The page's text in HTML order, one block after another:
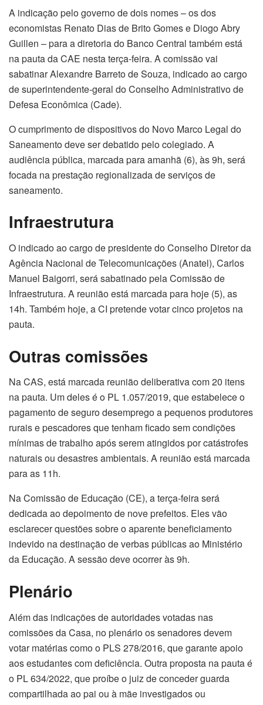
A indicação pelo governo de dois nomes – os dos
economistas Renato Dias de Brito Gomes e Diogo Abry
Guillen – para a diretoria do Banco Central também está
na pauta da CAE nesta terça-feira. A comissão vai
sabatinar Alexandre Barreto de Souza, indicado ao cargo
de superintendente-geral do Conselho Administrativo de
Defesa Econômica (Cade).
O cumprimento de dispositivos do Novo Marco Legal do
Saneamento deve ser debatido pelo colegiado. A
audiência pública, marcada para amanhã (6), às 9h, será
focada na prestação regionalizada de serviços de
saneamento.
Infraestrutura
O indicado ao cargo de presidente do Conselho Diretor da
Agência Nacional de Telecomunicações (Anatel), Carlos
Manuel Baigorri, será sabatinado pela Comissão de
Infraestrutura. A reunião está marcada para hoje (5), as
14h. Também hoje, a CI pretende votar cinco projetos na
pauta.
Outras comissões
Na CAS, está marcada reunião deliberativa com 20 itens
na pauta. Um deles é o PL 1.057/2019, que estabelece o
pagamento de seguro desemprego a pequenos produtores
rurais e pescadores que tenham ficado sem condições
mínimas de trabalho após serem atingidos por catástrofes
naturais ou desastres ambientais. A reunião está marcada
para as 11h.
Na Comissão de Educação (CE), a terça-feira será
dedicada ao depoimento de nove prefeitos. Eles vão
esclarecer questões sobre o aparente beneficiamento
indevido na destinação de verbas públicas ao Ministério
da Educação. A sessão deve ocorrer às 9h.
Plenário
Além das indicações de autoridades votadas nas
comissões da Casa, no plenário os senadores devem
votar matérias como o PLS 278/2016, que garante apoio
aos estudantes com deficiência. Outra proposta na pauta é
o PL 634/2022, que proíbe o juiz de conceder guarda
compartilhada ao pai ou à mãe investigados ou